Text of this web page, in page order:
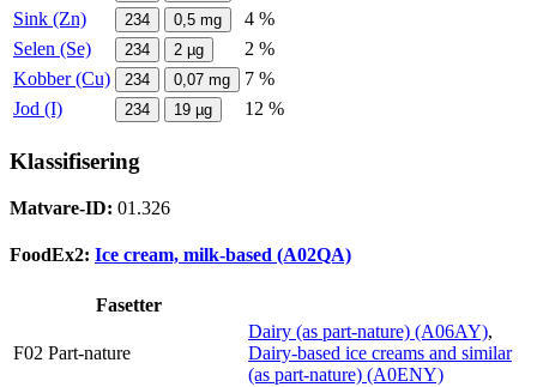
Sink (Zn) 234 0,5 mg
4 %
Selen (Se)
234 2 µg
2 %
Kobber (Cu)
234 0,07 mg
7 %
Jod (I)
234 19 µg 12 %
Klassifisering
Matvare-ID: 01.326
FoodEx2: Ice cream, milk-based (A02QA)
Fasetter
F02 Part-nature
Dairy (as part-nature) (A06AY),
Dairy-based ice creams and similar
(as part-nature) (A0ENY)